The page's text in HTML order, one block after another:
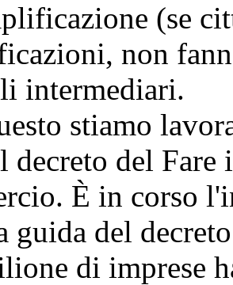
(se
non
intermediari.
stiamo
decreto del Fare
È in corso
guida del
di imprese